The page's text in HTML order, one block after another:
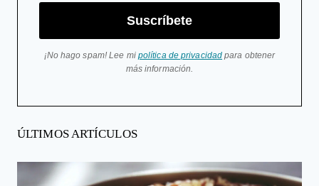
Suscríbete
¡No hago spam! Lee mi política de privacidad para obtener
más información.
ÚLTIMOS ARTÍCULOS